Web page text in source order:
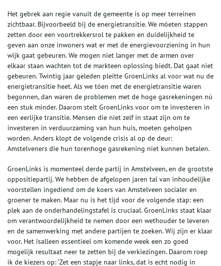
Het gebrek aan regie vanuit de gemeente is op meer terreinen
zichtbaar. Bijvoorbeeld bij de energietransitie. We móeten stappen
zetten door een voortrekkersrol te pakken en duidelijkheid te
geven aan onze inwoners wat er met de energievoorziening in hun
wijk gaat gebeuren. We mogen niet langer met de armen over
elkaar staan wachten tot de markteen oplossing biedt. Dat gaat niet
gebeuren. Twintig jaar geleden pleitte GroenLinks al voor wat nu de
energietransitie heet. Als we tóen met de energietransitie waren
begonnen, dan waren de problemen met de hoge gasrekeningen nú
een stuk minder. Daarom stelt GroenLinks voor om te investeren in
een eerlijke transitie. Mensen die niet zelf in staat zijn om te
investeren in verduurzaming van hun huis, moeten geholpen
worden. Anders klopt de volgende crisis al op de deur:
Amstelveners die hun torenhoge gasrekening niet kunnen betalen.
GroenLinks is momenteel derde partij in Amstelveen, en de grootste
oppositiepartij. We hebben de afgelopen jaren tal van inhoudelijke
voorstellen ingediend om de koers van Amstelveen socialer en
groener te maken. Maar nu is het tijd voor de volgende stap: een
plek aan de onderhandelingstafel is cruciaal. GroenLinks staat klaar
om verantwoordelijkheid te nemen door een wethouder te leveren
en de samenwerking met andere partijen te zoeken. Wij zijn er klaar
voor. Het isalleen essentieel om komende week een zo goed
mogelijk resultaat neer te zetten bij de verkiezingen. Daarom roep
ik de kiezers op: ‘Zet een stapje naar links, dat is echt nodig in